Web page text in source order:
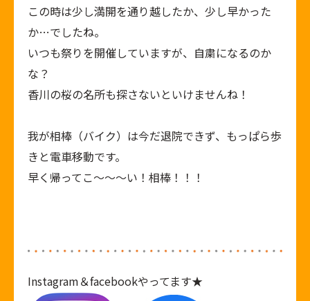
この時は少し満開を通り越したか、少し早かった
か…でしたね。
いつも祭りを開催していますが、自粛になるのか
な？
香川の桜の名所も探さないといけませんね！
我が相棒（バイク）は今だ退院できず、もっぱら歩
きと電車移動です。
早く帰ってこ～～～い！相棒！！！
Instagram＆facebookやってます★